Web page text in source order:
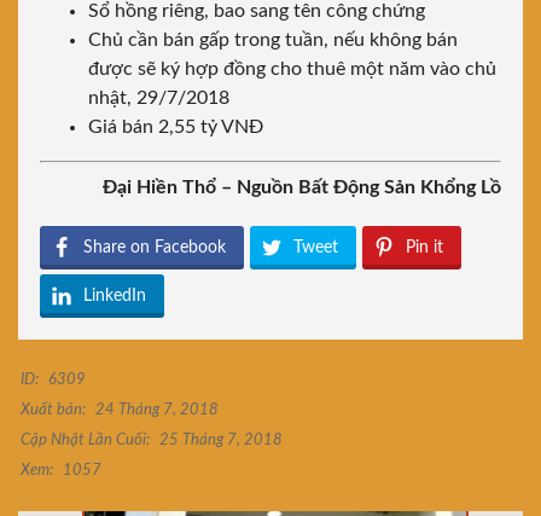
Sổ hồng riêng, bao sang tên công chứng
Chủ cần bán gấp trong tuần, nếu không bán
được sẽ ký hợp đồng cho thuê một năm vào chủ
nhật, 29/7/2018
Giá bán 2,55 tỷ VNĐ
Đại Hiền Thổ – Nguồn Bất Động Sản Khổng Lồ
Share on Facebook Tweet Pin it
LinkedIn
ID:
6309
Xuất bản:
24 Tháng 7, 2018
Cập Nhật Lần Cuối:
25 Tháng 7, 2018
Xem:
1057